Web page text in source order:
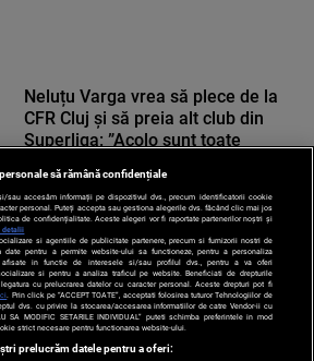
Neluțu Varga vrea să plece de la
CFR Cluj și să preia alt club din
Superliga: ”Acolo sunt toate
să rămână confidențiale
sau accesăm informații pe dispozitivul dvs., precum identificatorii cookie
personal. Puteți accepta sau gestiona alegerile dvs. făcând clic mai jos
de confidențialitate. Aceste alegeri vor fi raportate partenerilor noștri și
detalii
si agentiile de publicitate partenere, precum si furnizorii nostri de
pentru a permite website-ului sa functioneze, pentru a personaliza
afisate in functie de interesele si/sau profilul dvs., pentru a va oferi
si pentru a analiza traficul pe website. Beneficiati de drepturile
cu prelucrarea datelor cu caracter personal. Aceste drepturi pot fi
. Prin click pe “ACCEPT TOATE”, acceptati folosirea tuturor Tehnologiilor de
dvs. cu privire la stocarea/accesarea informatiilor de catre Vendor-ii cu
SA MODIFIC SETARILE INDIVIDUAL” puteti schimba preferintele in mod
strict necesare pentru functionarea website-ului.
prelucrăm datele pentru a oferi: